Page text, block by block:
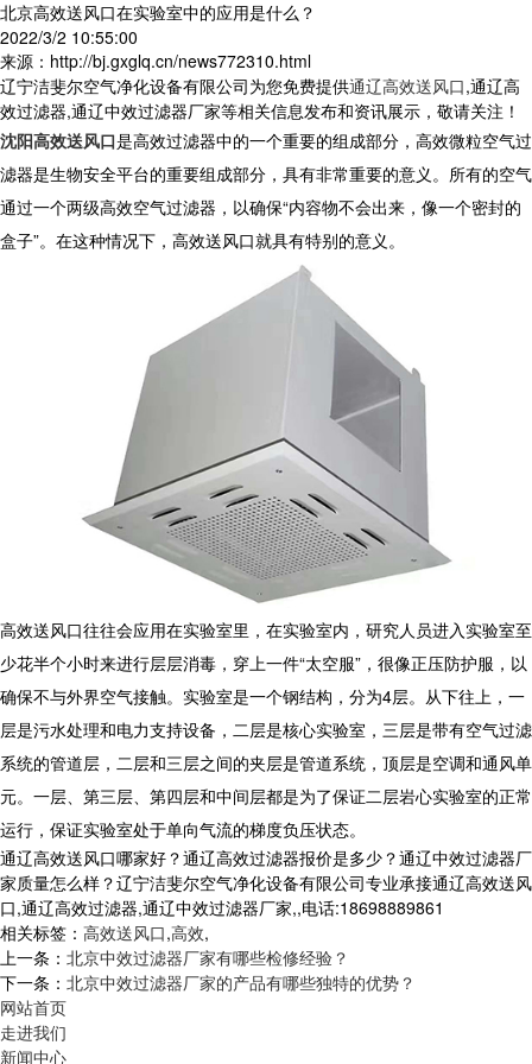
北京高效送风口在实验室中的应用是什么？
2022/3/2 10:55:00
来源：http://bj.gxglq.cn/news772310.html
辽宁洁斐尔空气净化设备有限公司为您免费提供通辽高效送风口,通辽高
效过滤器,通辽中效过滤器厂家等相关信息发布和资讯展示，敬请关注！
沈阳高效送风口是高效过滤器中的一个重要的组成部分，高效微粒空气过
滤器是生物安全平台的重要组成部分，具有非常重要的意义。所有的空气
通过一个两级高效空气过滤器，以确保“内容物不会出来，像一个密封的
盒子”。在这种情况下，高效送风口就具有特别的意义。
高效送风口往往会应用在实验室里，在实验室内，研究人员进入实验室至
少花半个小时来进行层层消毒，穿上一件“太空服”，很像正压防护服，以
确保不与外界空气接触。实验室是一个钢结构，分为4层。从下往上，一
层是污水处理和电力支持设备，二层是核心实验室，三层是带有空气过滤
系统的管道层，二层和三层之间的夹层是管道系统，顶层是空调和通风单
元。一层、第三层、第四层和中间层都是为了保证二层岩心实验室的正常
运行，保证实验室处于单向气流的梯度负压状态。
通辽高效送风口哪家好？通辽高效过滤器报价是多少？通辽中效过滤器厂
家质量怎么样？辽宁洁斐尔空气净化设备有限公司专业承接通辽高效送风
口,通辽高效过滤器,通辽中效过滤器厂家,,电话:18698889861
相关标签： 高效送风口,高效,
上一条： 北京中效过滤器厂家有哪些检修经验？
下一条： 北京中效过滤器厂家的产品有哪些独特的优势？
网站首页
走进我们
新闻中心